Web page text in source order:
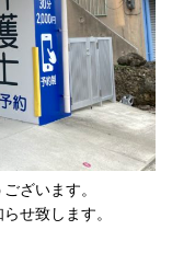
ざいます。
せ致します。